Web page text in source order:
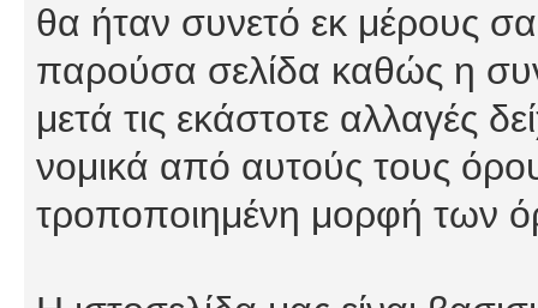
θα ήταν συνετό εκ μέρους
παρούσα σελίδα καθώς η
μετά τις εκάστοτε αλλαγές
νομικά από αυτούς τους
τροποποιημένη μορφή των